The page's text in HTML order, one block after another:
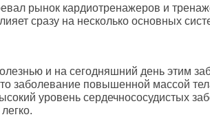
рынок кардиотренажеров и
сразу на несколько основных
и на сегодняшний день этим
заболевание повышенной массой
уровень сердечнососудистых